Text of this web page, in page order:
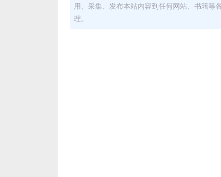
用、采集、发布本站内容到任何网站、书籍等
理。